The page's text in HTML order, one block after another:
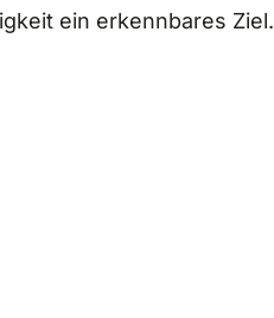
ein erkennbares Ziel.